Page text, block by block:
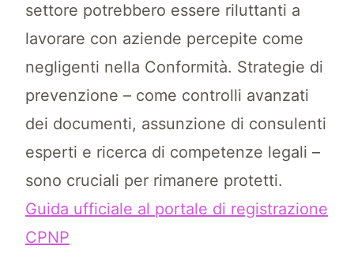
settore potrebbero essere riluttanti a
lavorare con aziende percepite come
negligenti nella Conformità. Strategie di
prevenzione – come controlli avanzati
dei documenti, assunzione di consulenti
esperti e ricerca di competenze legali –
sono cruciali per rimanere protetti.
Guida ufficiale al portale di registrazione
CPNP